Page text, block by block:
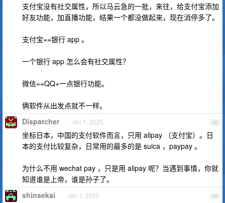
支付宝没有社交属性，所以马云急的一批，来往，给支付宝添加
好友功能，加直播功能，结果一个都没做起来，现在消停多了。
支付宝==银行 app 。
一个银行 app 怎么会有社交属性？
微信==QQ+一点银行功能。
俩软件从出发点就不一样。
45
Dispatcher Jan 1, 2025
坐标日本，中国的支付软件而言，只用 alipay （支付宝）。日
本的支付比较复杂，日常用的最多的是 suica ，paypay 。
为什么不用 wechat pay ，只是用 alipay 呢？当遇到事情，你就
知道谁是上帝，谁是孙子了。
46
shinsekai Jan 1, 2025